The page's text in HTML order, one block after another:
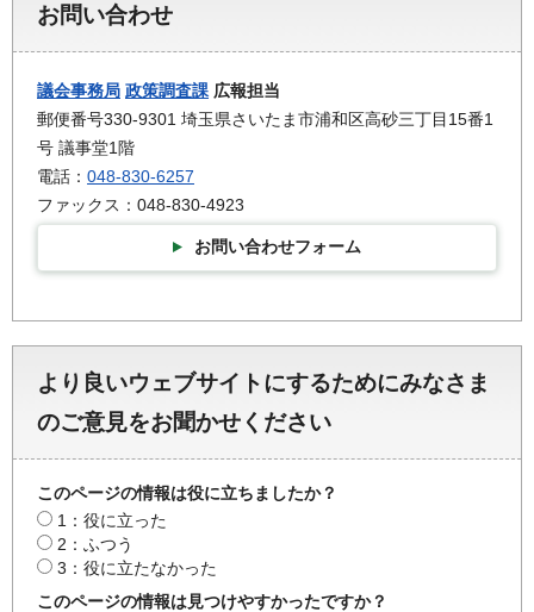
お問い合わせ
議会事務局 政策調査課 広報担当
郵便番号330-9301 埼玉県さいたま市浦和区高砂三丁目15番1
号 議事堂1階
電話： 048-830-6257
ファックス：048-830-4923
お問い合わせフォーム
より良いウェブサイトにするためにみなさま
のご意見をお聞かせください
このページの情報は役に立ちましたか？
1：役に立った
2：ふつう
3：役に立たなかった
このページの情報は見つけやすかったですか？